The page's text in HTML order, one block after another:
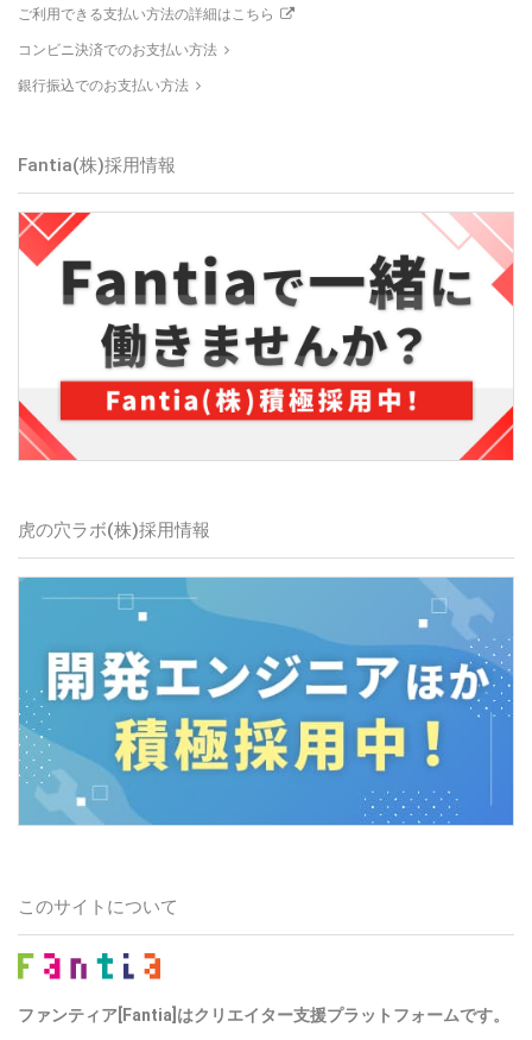
ご利用できる支払い方法の詳細はこちら
コンビニ決済でのお支払い方法
銀行振込でのお支払い方法
Fantia(株)採用情報
虎の穴ラボ(株)採用情報
このサイトについて
ファンティア[Fantia]はクリエイター支援プラットフォームです。